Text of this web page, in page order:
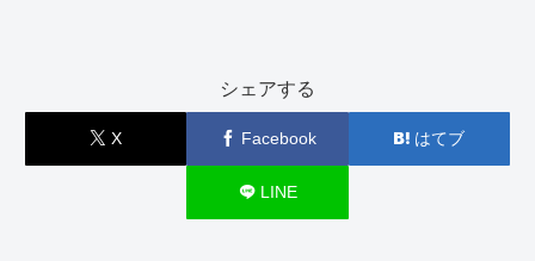
シェアする
X Facebook はてブ
LINE